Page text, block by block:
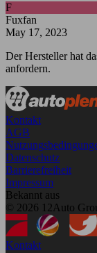
F
Fuxfan
May 17, 2023
Der Hersteller hat
anfordern.
Kontakt
AGB
Datenschutz
Barrierefreiheit
Impressum
Bekannt aus
© 2026 12Auto
Kontakt